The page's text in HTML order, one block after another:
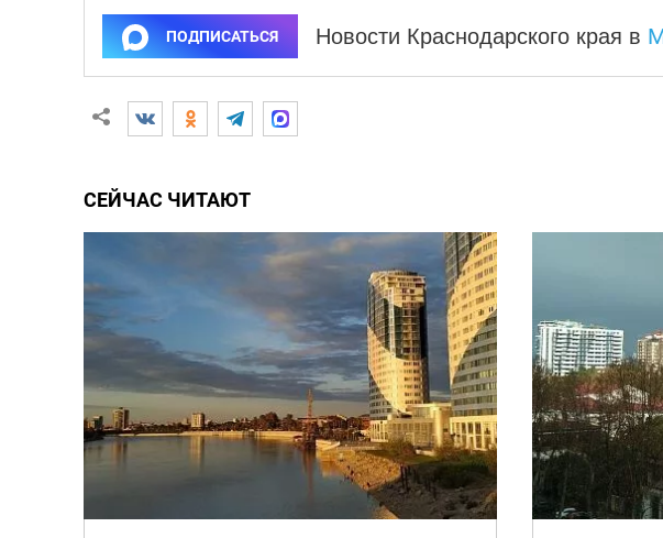
ПОДПИСАТЬСЯ Новости Краснодарского края в
СЕЙЧАС ЧИТАЮТ